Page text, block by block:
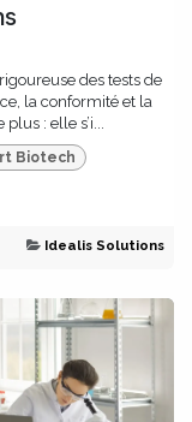
des tests de
la conformité et la
: elle s’i...
Biotech
Idealis Solutions